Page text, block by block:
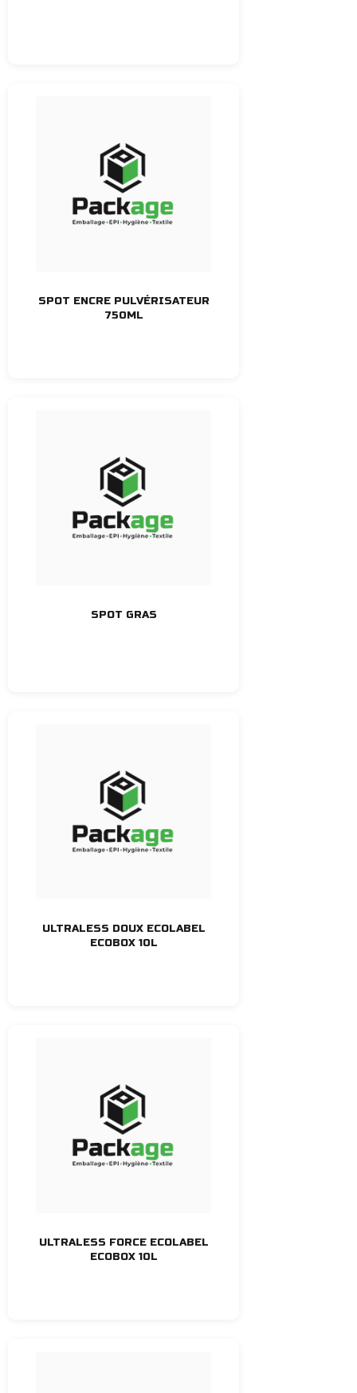
SPOT ENCRE PULVÉRISATEUR
750ML
SPOT GRAS
ULTRALESS DOUX ECOLABEL
ECOBOX 10L
ULTRALESS FORCE ECOLABEL
ECOBOX 10L